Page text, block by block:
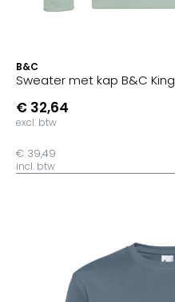
B&C
Sweater met kap B&C King
€ 32,64
excl. btw
€ 39,49
incl. btw